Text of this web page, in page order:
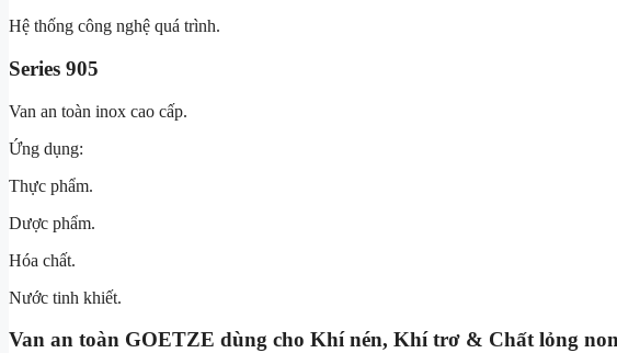
Hệ thống công nghệ quá trình.
Series 905
Van an toàn inox cao cấp.
Ứng dụng:
Thực phẩm.
Dược phẩm.
Hóa chất.
Nước tinh khiết.
Van an toàn GOETZE dùng cho Khí nén, Khí trơ & Chất lỏng